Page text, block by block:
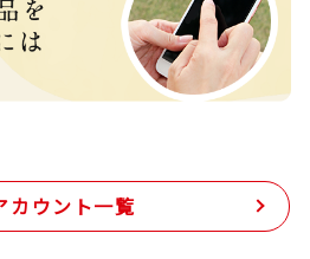
カウント一覧